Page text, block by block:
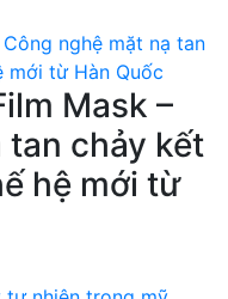
Mask –
tan chảy kết
hệ mới từ